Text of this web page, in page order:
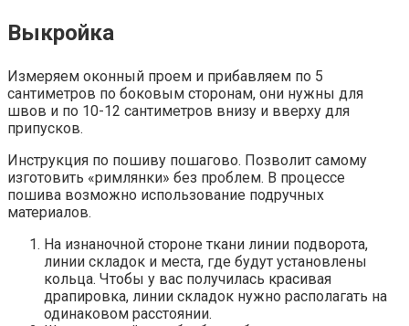
Выкройка
Измеряем оконный проем и прибавляем по 5
сантиметров по боковым сторонам, они нужны для
швов и по 10-12 сантиметров внизу и вверху для
припусков.
Инструкция по пошиву пошагово. Позволит самому
изготовить «римлянки» без проблем. В процессе
пошива возможно использование подручных
материалов.
На изнаночной стороне ткани линии подворота,
линии складок и места, где будут установлены
кольца. Чтобы у вас получилась красивая
драпировка, линии складок нужно располагать на
одинаковом расстоянии.